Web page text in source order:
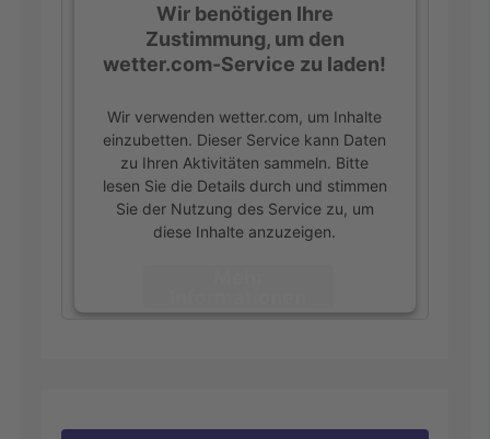
Wir benötigen Ihre
Zustimmung, um den
wetter.com-Service zu laden!
Wir verwenden wetter.com, um Inhalte
einzubetten. Dieser Service kann Daten
zu Ihren Aktivitäten sammeln. Bitte
lesen Sie die Details durch und stimmen
Sie der Nutzung des Service zu, um
diese Inhalte anzuzeigen.